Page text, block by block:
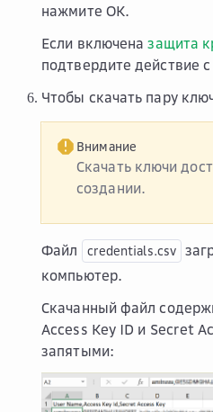
нажмите OK.
Если включеназащита
подтвердите действие
Чтобы скачать пару
Внимание
Скачать ключи
создании.
Файл credentials.csv
компьютер.
Скачанный файл
Access Key ID и Secret
запятыми: